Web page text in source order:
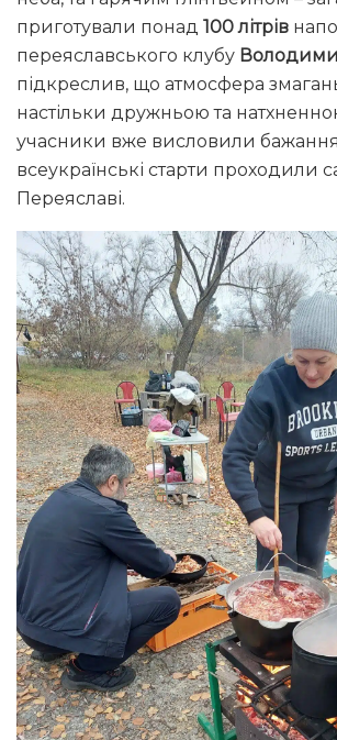
приготували понад 100 літрів
переяславського клубу
підкреслив, що атмосфера
настільки дружньою та
учасники вже висловили
всеукраїнські старти проходили
Переяславі.